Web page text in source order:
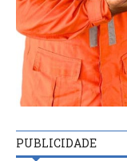
PUBLICIDADE